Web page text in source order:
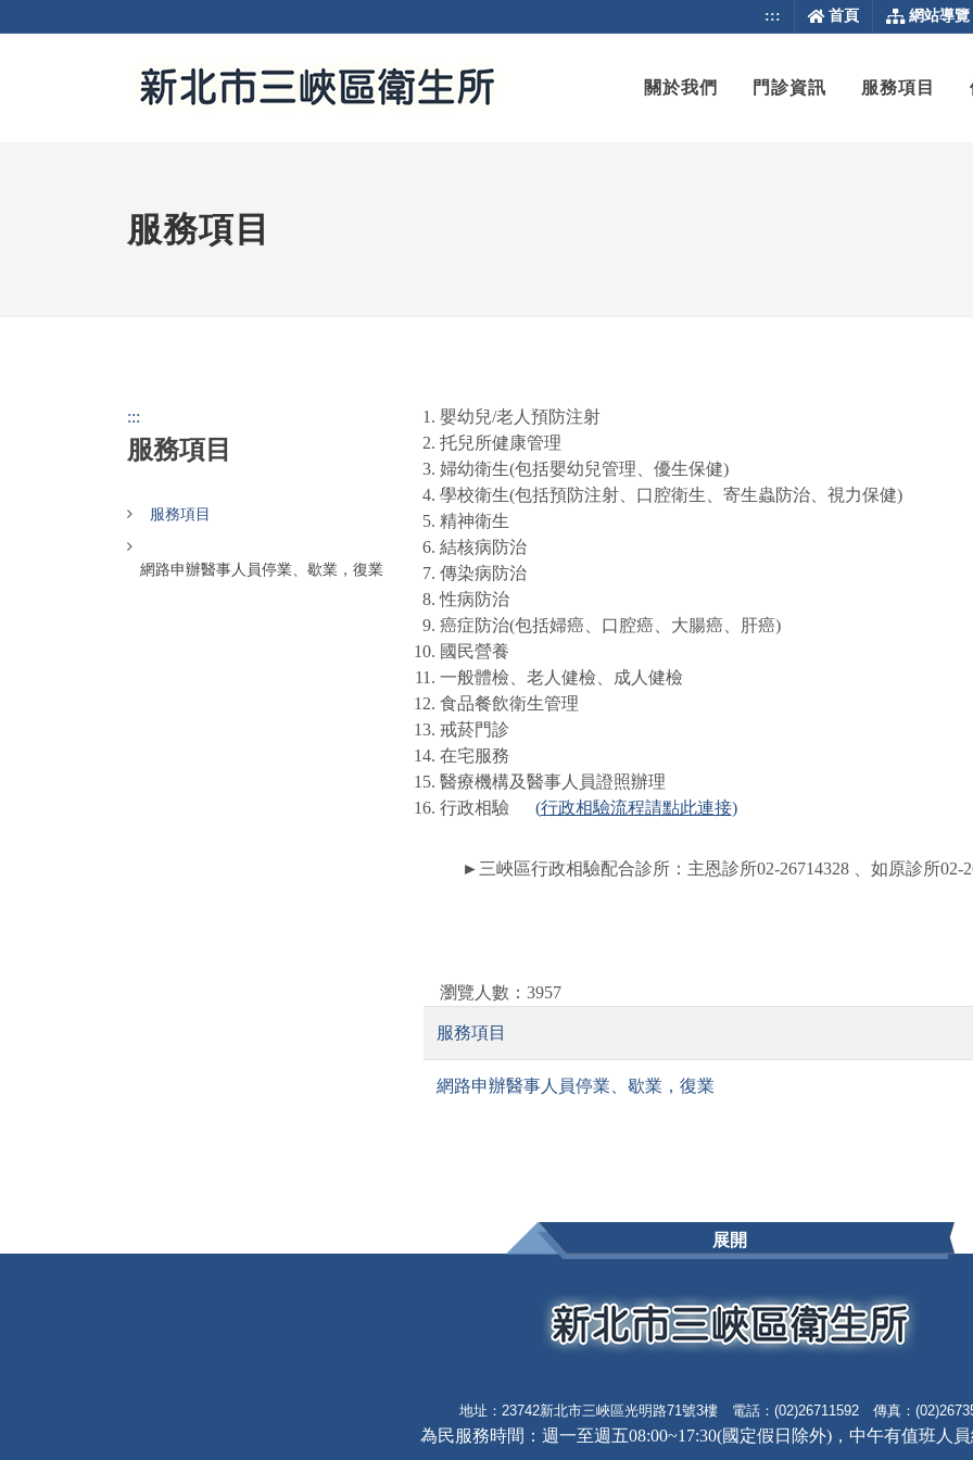
::: 首頁 網站導覽
關於我們 門診資訊 服務項目
服務項目
:::
服務項目
服務項目
網路申辦醫事人員停業、歇業，復業
嬰幼兒/老人預防注射
托兒所健康管理
婦幼衛生(包括嬰幼兒管理、優生保健)
學校衛生(包括預防注射、口腔衛生、寄生蟲防治、視力保健)
精神衛生
結核病防治
傳染病防治
性病防治
癌症防治(包括婦癌、口腔癌、大腸癌、肝癌)
國民營養
一般體檢、老人健檢、成人健檢
食品餐飲衛生管理
戒菸門診
在宅服務
醫療機構及醫事人員證照辦理
行政相驗 (行政相驗流程請點此連接)
►三峽區行政相驗配合診所：主恩診所02-26714328 、如原診所02-
瀏覽人數：3957
服務項目
網路申辦醫事人員停業、歇業，復業
展開
地址：23742新北市三峽區光明路71號3樓 電話：(02)26711592 傳真：
為民服務時間：週一至週五08:00~17:30(國定假日除外)，中午有值班人